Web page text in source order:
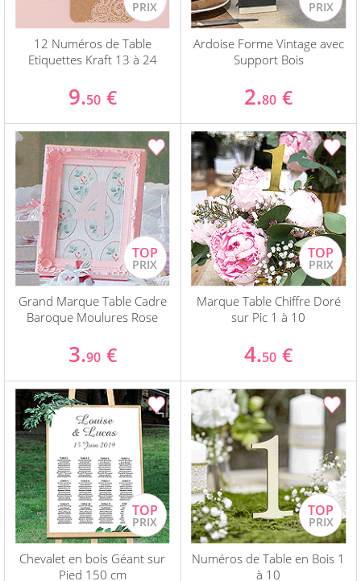
12 Numéros de Table
Etiquettes Kraft 13 à 24
9.50 €
Ardoise Forme Vintage avec
Support Bois
2.80 €
Grand Marque Table Cadre
Baroque Moulures Rose
3.90 €
Marque Table Chiffre Doré
sur Pic 1 à 10
4.50 €
Chevalet en bois Géant sur
Pied 150 cm
Numéros de Table en Bois 1
à 10